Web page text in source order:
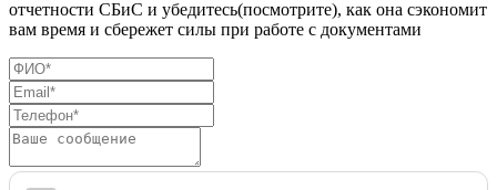
отчетности СБиС и убедитесь(посмотрите), как она сэкономит
вам время и сбережет силы при работе с документами